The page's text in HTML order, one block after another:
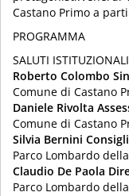
Castano Primo a
PROGRAMMA
SALUTI ISTITUZIONALI
Roberto Colombo
Comune di Castano
Daniele Rivolta
Comune di Castano
Silvia Bernini
Parco Lombardo
Claudio De Paola
Parco Lombardo